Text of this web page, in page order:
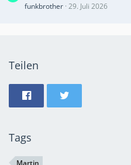
funkbrother 29. Juli 2026
Teilen
Tags
Martin